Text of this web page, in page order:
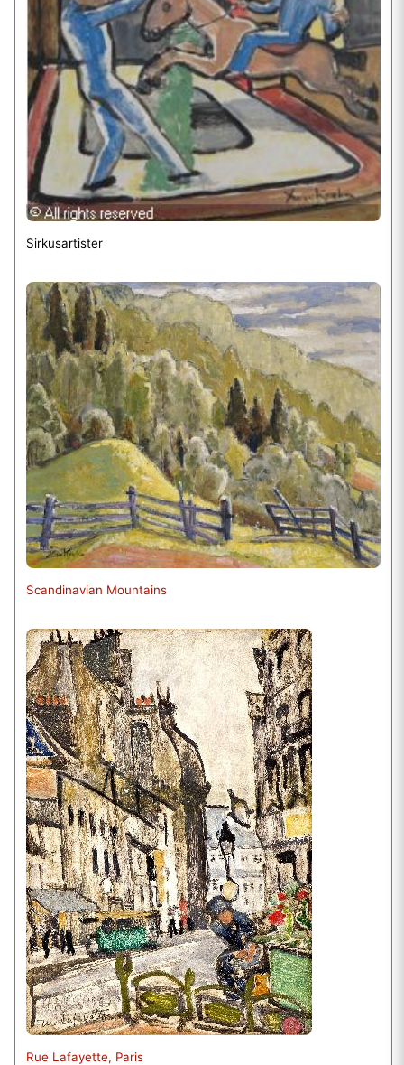
Sirkusartister
Scandinavian Mountains
Rue Lafayette, Paris